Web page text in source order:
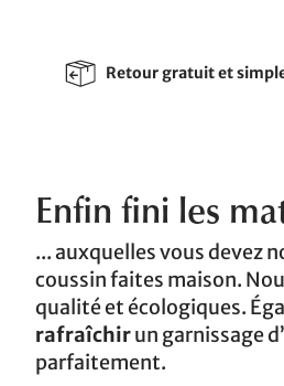
Retour gratuit et
Enfin fini les
... auxquelles vous devez
coussin faites maison.
qualité et écologiques.
rafraîchirun garnissage
parfaitement.